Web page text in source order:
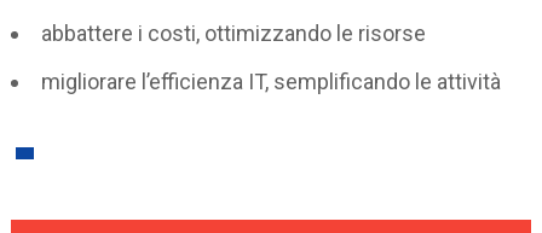
abbattere i costi, ottimizzando le risorse
migliorare l’efficienza IT, semplificando le attività